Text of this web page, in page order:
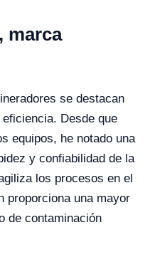
marca
se destacan
Desde que
equipos, he notado una
y confiabilidad de la
los procesos en el
proporciona una mayor
de contaminación